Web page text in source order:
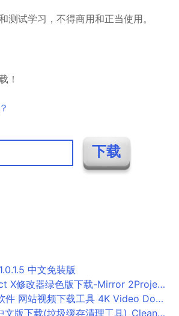
测试学习，不得商用和正当使用。
！
中文免装版
器绿色版下载-Mirror 2Project X修改器免费版下载
下载工具 4K Video Downloader v4.24.4.5430 中文绿色破解版
载(垃圾缓存清理工具)_Clean Space官方版下载